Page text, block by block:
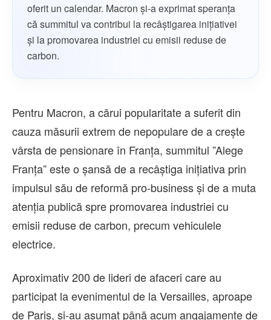
oferit un calendar. Macron şi-a exprimat speranţa
că summitul va contribui la recâştigarea iniţiativei
şi la promovarea industriei cu emisii reduse de
carbon.
Pentru Macron, a cărui popularitate a suferit din
cauza măsurii extrem de nepopulare de a creşte
vârsta de pensionare în Franţa, summitul ”Alege
Franţa” este o şansă de a recâştiga iniţiativa prin
impulsul său de reformă pro-business şi de a muta
atenţia publică spre promovarea industriei cu
emisii reduse de carbon, precum vehiculele
electrice.
Aproximativ 200 de lideri de afaceri care au
participat la evenimentul de la Versailles, aproape
de Paris, şi-au asumat până acum angajamente de